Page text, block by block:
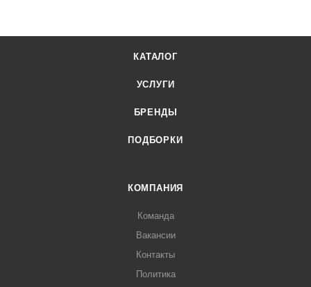
КАТАЛОГ
УСЛУГИ
БРЕНДЫ
ПОДБОРКИ
КОМПАНИЯ
Команда
Вакансии
Контакты
Политика